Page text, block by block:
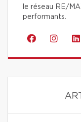
le réseau RE/
performants.